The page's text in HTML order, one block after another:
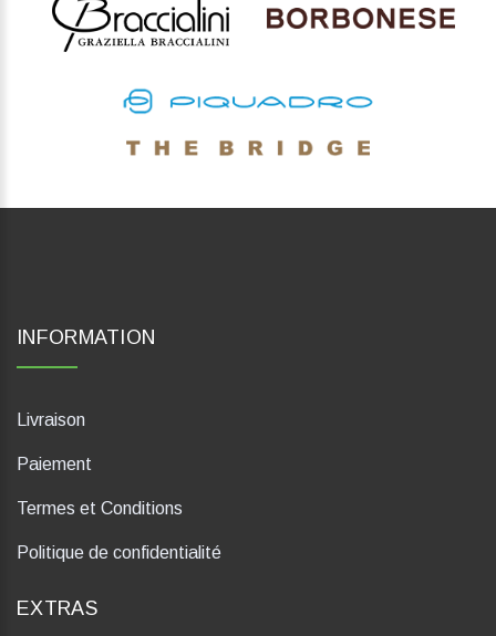
INFORMATION
Livraison
Paiement
Termes et Conditions
Politique de confidentialité
EXTRAS